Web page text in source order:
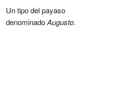
Un tipo del payaso
denominadoAugusto.